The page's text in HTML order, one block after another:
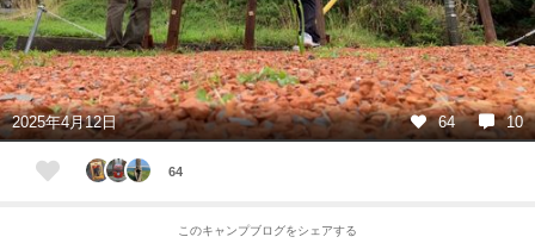
2025年4月12日 64 10
64
このキャンプブログをシェアする